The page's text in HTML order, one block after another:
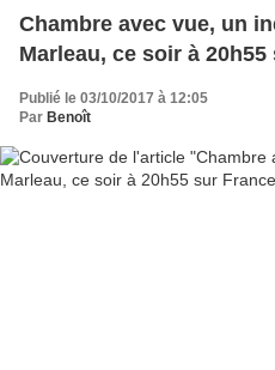
Chambre avec vue, un
Marleau, ce soir à 20h55
Publié le 03/10/2017 à 12:05
Par Benoît